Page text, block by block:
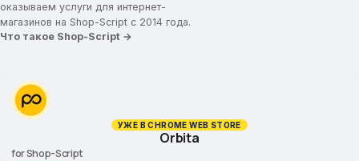
оказываем услуги для интернет-
магазинов на Shop-Script с 2014 года.
Что такое Shop-Script →
УЖЕ В CHROME WEB STORE
Orbita
for Shop-Script